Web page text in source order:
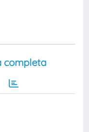
completa